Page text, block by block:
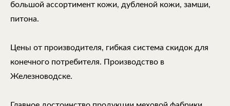
большой ассортимент кожи, дубленой кожи, замши,
питона.
Цены от производителя, гибкая система скидок для
конечного потребителя. Производство в
Железноводске.